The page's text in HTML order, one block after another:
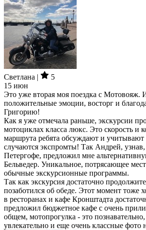
Светлана |
5
15 июн
Это уже вторая моя поездка с Мотовояж.
положительные эмоции, восторг и
Григорию!
Как я уже отмечала раньше, экскурсии
мотоциклах класса люкс. Это скорость и
маршрута ребята обсуждают и
случаются экспромты! Так Андрей,
Петергофе, предложил мне
Бельведер. Уникальное, потрясающее
обычные экскурсионные программы.
Так как экскурсия достаточно
позаботился об обеде. Этот момент тоже
в ресторанах и кафе Кронштадта
предложил бюджетное кафе с очень
общем, мотопрогулка - это
увлекательно и еще очень классные фото